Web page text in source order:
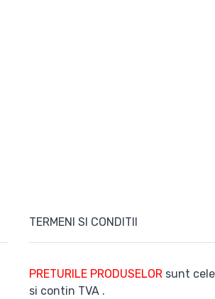
TERMENI SI CONDITII
PRETURILE PRODUSELOR sunt
si contin TVA .